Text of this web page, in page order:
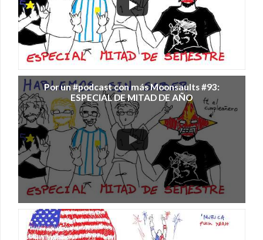
Por un #podcast con más Moonsaults #93:
ESPECIAL DE MITAD DE AÑO